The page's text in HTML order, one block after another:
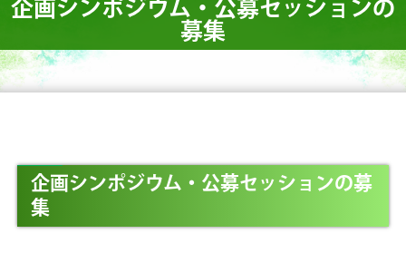
企画シンポジウム・公募セッションの
募集
企画シンポジウム・公募セッションの募
集